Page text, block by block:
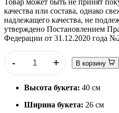
качества или состава, однако
надлежащего качества, не
утверждено Постановлением
Федерации от 31.12.2020 года
- + В корзину
Высота букета: 40 см
Ширина букета: 26 см